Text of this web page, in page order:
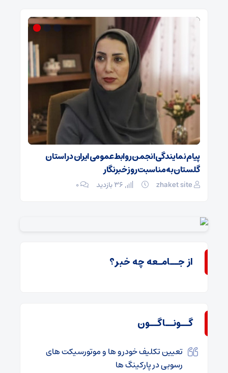
پیام نمایندگی انجمن روابط‌عمومی ایران در استان
گلستان به مناسبت روز خبرنگار
zhaket site ۰
از جــامـعه چه خبر؟
گــونــاگــون
تعیین تکلیف خودرو ها و موتورسیکت های
رسوبی در پارکینگ ها